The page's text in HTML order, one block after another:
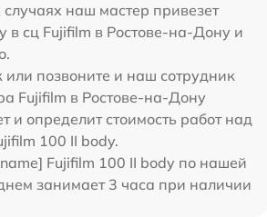
наш мастер привезет
в сц Fujifilm в Ростове-на-Дону и
или позвоните и наш сотрудник
Fujifilm в Ростове-на-Дону
и определит стоимость работ над
100 II body.
Fujifilm 100 II body по нашей
занимает 3 часа при наличии